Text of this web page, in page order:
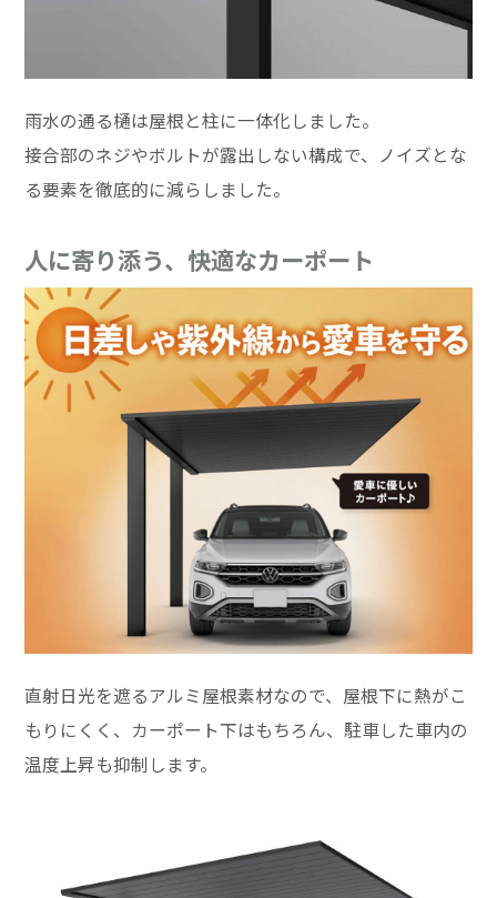
雨水の通る樋は屋根と柱に一体化しました。
接合部のネジやボルトが露出しない構成で、ノイズとな
る要素を徹底的に減らしました。
人に寄り添う、快適なカーポート
直射日光を遮るアルミ屋根素材なので、屋根下に熱がこ
もりにくく、カーポート下はもちろん、駐車した車内の
温度上昇も抑制します。